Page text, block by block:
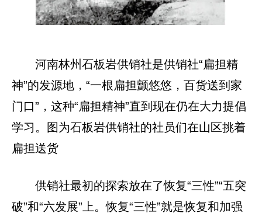
河南林州石板岩供销社是供销社“扁担精
神”的发源地，“一根扁担颤悠悠，百货送到家
门口”，这种“扁担精神”直到现在仍在大力提倡
学习。图为石板岩供销社的社员们在山区挑着
扁担送货
供销社最初的探索放在了恢复“三性”“五突
破”和“六发展”上。恢复“三性”就是恢复和加强